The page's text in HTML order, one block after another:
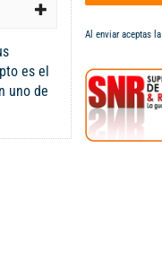
es el
uno de
3
Al enviar aceptas la